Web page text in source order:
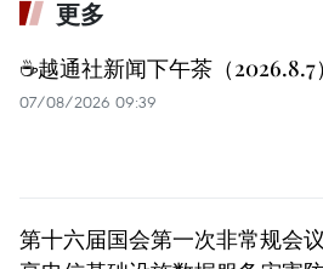
更多
☕️越通社新闻下午茶（2026.8.7）
07/08/2026 09:39
第十六届国会第一次非常规会